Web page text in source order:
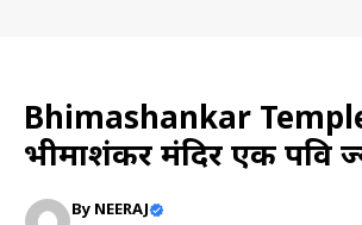
Bhimashankar
भीमाशंकर मंदिर एक पवित्र
By NEERAJ